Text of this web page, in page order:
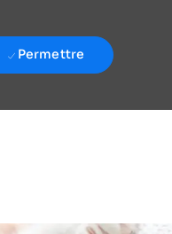
Permettre